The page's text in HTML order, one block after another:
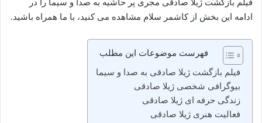
فیلم بازگشت ژیلا صادقی مجری پر حاشیه به صدا و سیما را در
ادامه این بخش از کاشمر سلام مشاهده می کنید، با ما همراه باشید.
فهرست موضوعات این مطلب
فیلم بازگشت ژیلا صادقی به صدا و سیما
بیوگرافی شخصی ژیلا صادقی
زندگی حرفه ای ژیلا صادقی
فعالیت هنری ژیلا صادقی